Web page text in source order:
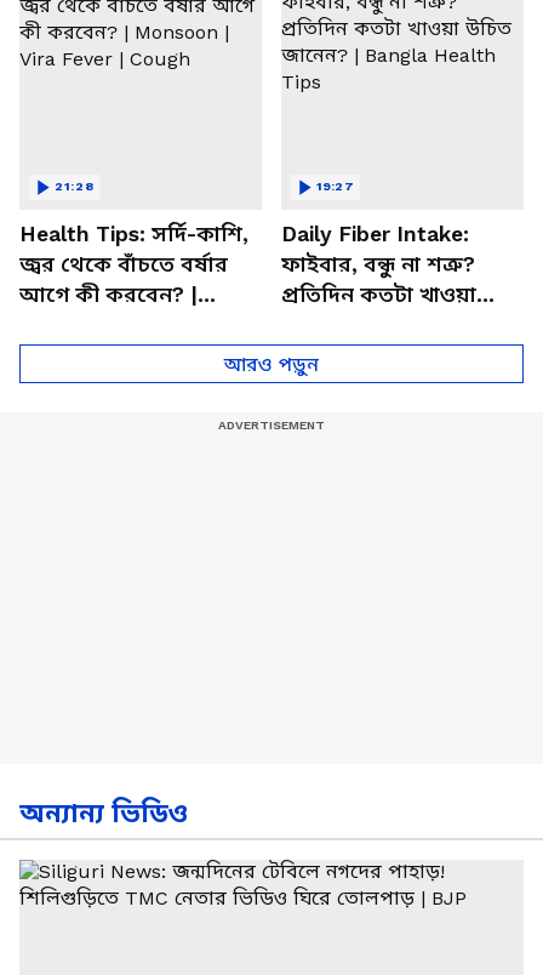
Health Tips: সর্দি-কাশি,
জ্বর থেকে বাঁচতে বর্ষার
আগে কী করবেন? |
21:28
Daily Fiber Intake:
ফাইবার, বন্ধু না শত্রু?
প্রতিদিন কতটা খাওয়া
Health Tips
19:27
আরও পড়ুন
অন্যান্য ভিডিও